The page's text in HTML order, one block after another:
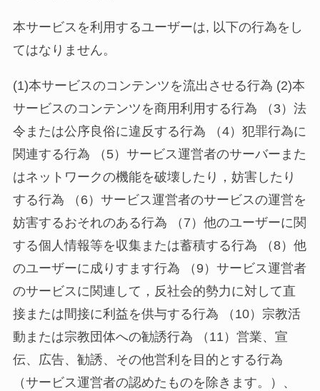
本サービスを利用するユーザーは, 以下の行為をし
てはなりません。
(1)本サービスのコンテンツを流出させる行為 (2)本
サービスのコンテンツを商用利用する行為 （3）法
令または公序良俗に違反する行為 （4）犯罪行為に
関連する行為 （5）サービス運営者のサーバーまた
はネットワークの機能を破壊したり，妨害したり
する行為 （6）サービス運営者のサービスの運営を
妨害するおそれのある行為 （7）他のユーザーに関
する個人情報等を収集または蓄積する行為 （8）他
のユーザーに成りすます行為 （9）サービス運営者
のサービスに関連して，反社会的勢力に対して直
接または間接に利益を供与する行為 （10）宗教活
動または宗教団体への勧誘行為 （11）営業、宣
伝、広告、勧誘、その他営利を目的とする行為
（サービス運営者の認めたものを除きます。）、